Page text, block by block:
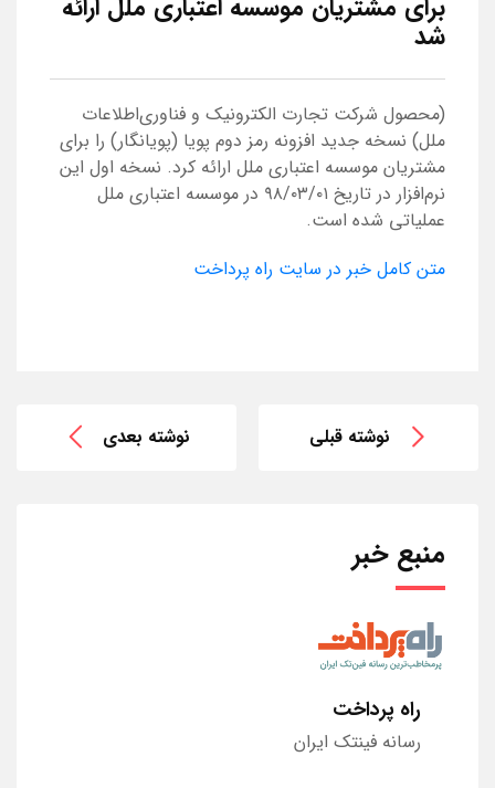
برای مشتریان موسسه اعتباری ملل ارائه
شد
(محصول شرکت تجارت الکترونیک و فناوری‌اطلاعات
ملل) نسخه جدید افزونه رمز دوم پویا (پویانگار) را برای
مشتریان موسسه اعتباری ملل ارائه کرد. نسخه اول این
نرم‌افزار در تاریخ ۹۸/۰۳/۰۱ در موسسه اعتباری ملل
عملیاتی شده است.
متن کامل خبر در سایت راه پرداخت
نوشته قبلی نوشته بعدی
منبع خبر
راه پرداخت
رسانه فینتک ایران